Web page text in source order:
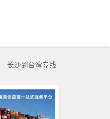
长沙到台湾专线